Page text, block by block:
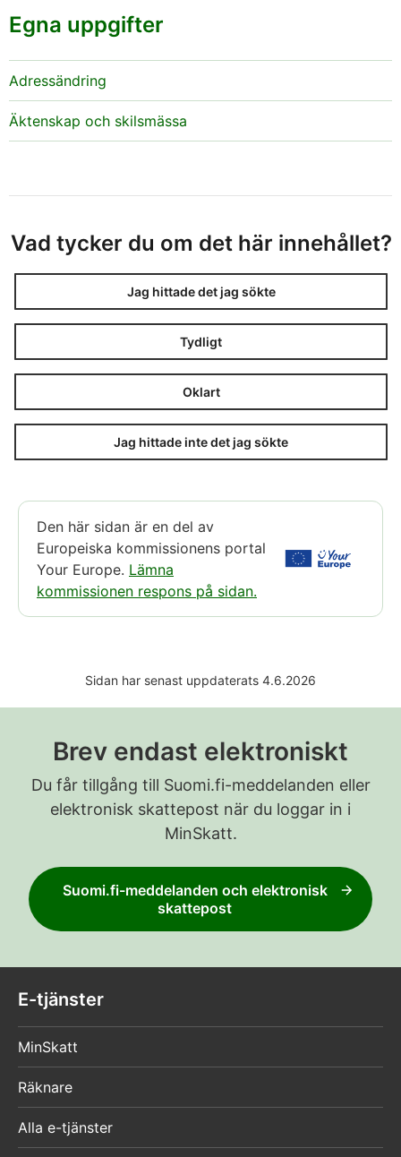
Egna uppgifter
Adressändring
Äktenskap och skilsmässa
Vad tycker du om det här innehållet?
Jag hittade det jag sökte
Tydligt
Oklart
Jag hittade inte det jag sökte
Den här sidan är en del av
Europeiska kommissionens portal
Your Europe. Lämna
kommissionen respons på sidan.
Sidan har senast uppdaterats 4.6.2026
Brev endast elektroniskt
Du får tillgång till Suomi.fi-meddelanden eller
elektronisk skattepost när du loggar in i
MinSkatt.
Suomi.fi-meddelanden och elektronisk
skattepost
E-tjänster
MinSkatt
Räknare
Alla e-tjänster